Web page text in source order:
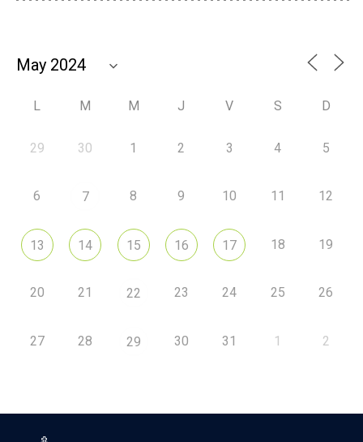
L M M J V S D
29 30 1 2 3 4 5
6 7 8 9 10 11 12
13 14 15 16 17 18 19
20 21 22 23 24 25 26
27 28 29 30 31 1 2